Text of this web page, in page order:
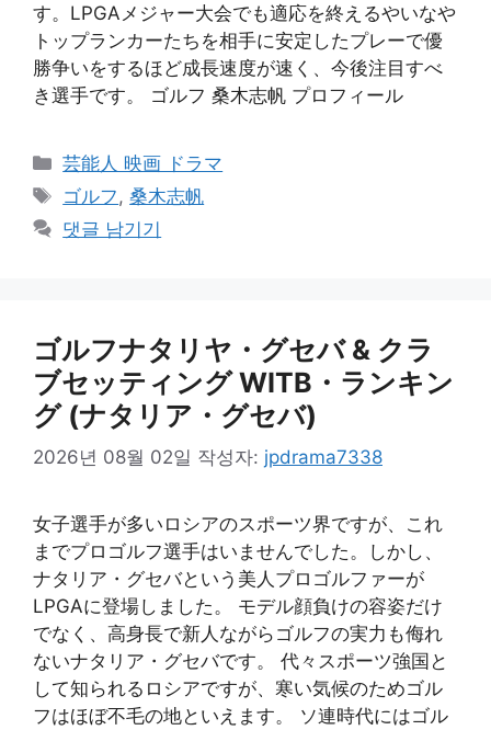
す。LPGAメジャー大会でも適応を終えるやいなや
トップランカーたちを相手に安定したプレーで優
勝争いをするほど成長速度が速く、今後注目すべ
き選手です。 ゴルフ 桑木志帆 プロフィール
카
테
리
芸能人 映画 ドラマ
태
그
ゴルフ ,桑木志帆
댓글 남기기
ゴルフナタリヤ・グセバ & クラ
ブセッティング WITB・ランキン
グ (ナタリア・グセバ)
2026년 08월 02일 작성자: jpdrama7338
女子選手が多いロシアのスポーツ界ですが、これ
までプロゴルフ選手はいませんでした。しかし、
ナタリア・グセバという美人プロゴルファーが
LPGAに登場しました。 モデル顔負けの容姿だけ
でなく、高身長で新人ながらゴルフの実力も侮れ
ないナタリア・グセバです。 代々スポーツ強国と
して知られるロシアですが、寒い気候のためゴル
フはほぼ不毛の地といえます。 ソ連時代にはゴル